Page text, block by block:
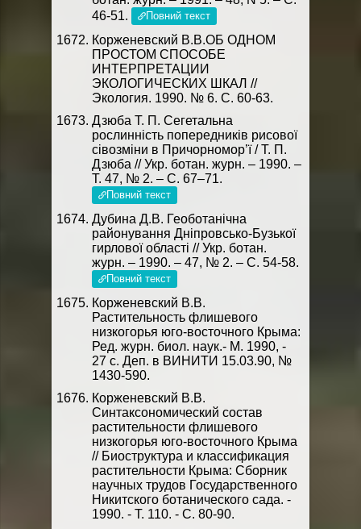
46-51.
Повний текст
Корженевский В.В.ОБ ОДНОМ
ПРОСТОМ СПОСОБЕ
ИНТЕРПРЕТАЦИИ
ЭКОЛОГИЧЕСКИХ ШКАЛ //
Экология. 1990. № 6. С. 60-63.
Дзюба Т. П. Сегетальна
рослинність попередників рисової
сівозміни в Причорномор’ї / Т. П.
Дзюба // Укр. ботан. журн. – 1990. –
Т. 47, № 2. – С. 67–71.
Повний текст
Дубина Д.В. Геоботанічна
районування Дніпровсько-Бузької
гирлової області // Укр. ботан.
журн. – 1990. – 47, № 2. – С. 54-58.
Повний текст
Корженевский В.В.
Растительность флишевого
низкогорья юго-восточного Крыма:
Ред. журн. биол. наук.- М. 1990, -
27 с. Деп. в ВИНИТИ 15.03.90, №
1430-590.
Корженевский В.В.
Синтаксономический состав
растительности флишевого
низкогорья юго-восточного Крыма
// Биоструктура и классификация
растительности Крыма: Сборник
научных трудов Государственного
Никитского ботанического сада. -
1990. - Т. 110. - С. 80-90.